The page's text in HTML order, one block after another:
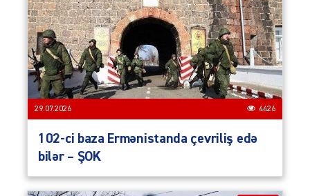
29.07.2026 4426
102-ci baza Ermənistanda çevriliş edə
bilər – ŞOK